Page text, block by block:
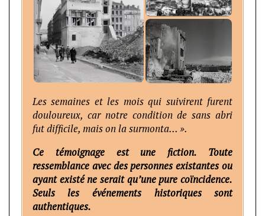
Les semaines et les mois qui suivirent furent
douloureux, car notre condition de sans abri
fut difficile, mais on la surmonta… ».
Ce témoignage est une fiction. Toute
ressemblance avec des personnes existantes ou
ayant existé ne serait qu’une pure coïncidence.
Seuls les événements historiques sont
authentiques.